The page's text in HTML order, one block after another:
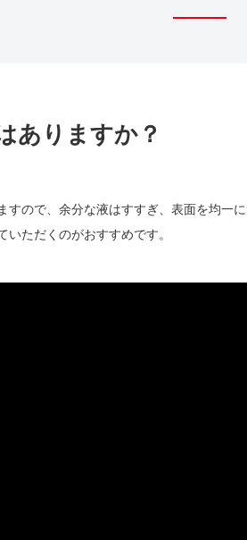
ありますか？
すので、余分な液はすすぎ、表面を均一
ただくのがおすすめです。